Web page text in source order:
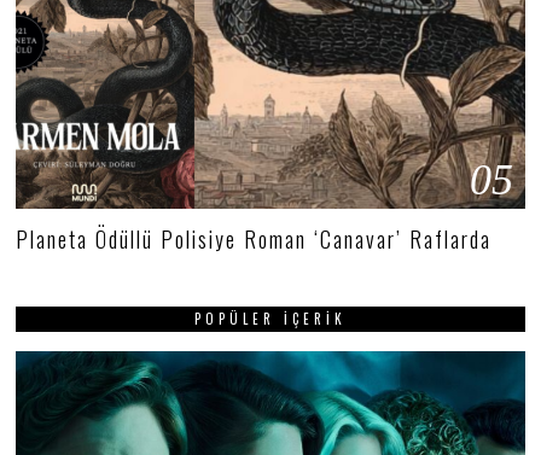
05
Planeta Ödüllü Polisiye Roman ‘Canavar’ Raflarda
POPÜLER İÇERIK